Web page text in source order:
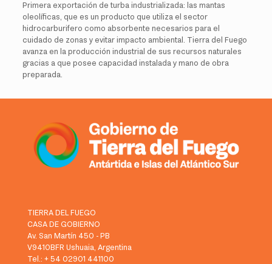
Primera exportación de turba industrializada: las mantas
oleolíficas, que es un producto que utiliza el sector
hidrocarburifero como absorbente necesarios para el
cuidado de zonas y evitar impacto ambiental. Tierra del Fuego
avanza en la producción industrial de sus recursos naturales
gracias a que posee capacidad instalada y mano de obra
preparada.
TIERRA DEL FUEGO
CASA DE GOBIERNO
Av. San Martín 450 - PB
V9410BFR Ushuaia, Argentina
Tel.: + 54 02901 441100